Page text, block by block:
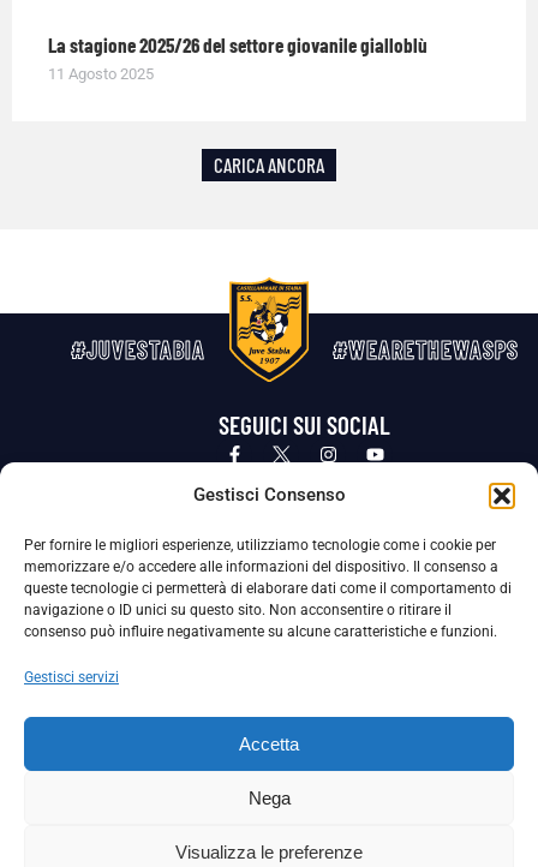
Gestisci Consenso
Per fornire le migliori esperienze, utilizziamo tecnologie come i cookie per
memorizzare e/o accedere alle informazioni del dispositivo. Il consenso a
queste tecnologie ci permetterà di elaborare dati come il comportamento di
navigazione o ID unici su questo sito. Non acconsentire o ritirare il
consenso può influire negativamente su alcune caratteristiche e funzioni.
Gestisci servizi
Accetta
Nega
Visualizza le preferenze
La stagione 2025/26 del settore giovanile gialloblù
11 Agosto 2025
CARICA ANCORA
#JUVESTABIA #WEARETHEWASPS
SEGUICI SUI SOCIAL
Privacy Policy Cookie Policy
La Società ha nominato il Responsabile della Protezione dei Dati Personali (DPO), figura specializzata che vigila sulle modalità
adottate dalla nostra Società per tutelare i Suoi dati personali.
Per contattare il DPO può scrivere a
La Società ha inoltre adottato un proprio Codice Etico, consultabile al seguente link:
Scarica il Codice Etico